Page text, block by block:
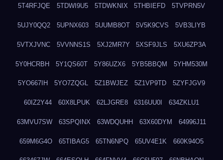
5T4RFJQE 5TDWI9U5 5TDWKNIX 5THBIEFD 5TVPRN5V
5UJY0QQ2 5UPNX603 5UUMB8OT 5V5K9CVS 5VB3LIYB
5VTXJVNC 5VVNNS1S 5XJ2MR7Y 5XSF9JLS 5XU6ZP3A
5Y0HCRBH 5Y1QS60T 5Y86UZX6 5YB5BBQM 5YHM530M
5YO667IH 5YO7ZQGL 5Z1BWJEZ 5Z1VP9TD 5ZYFJGV9
60IZ2Y44 60X8LPUK 62LJGRE8 6316UU0I 634ZKLU1
63MVU7SW 63SPQINX 63WDQUHH 63X60DYM 64996J11
659M6G4O 65TIBAG5 65TN6NPQ 65UV4E1K 660K94O5